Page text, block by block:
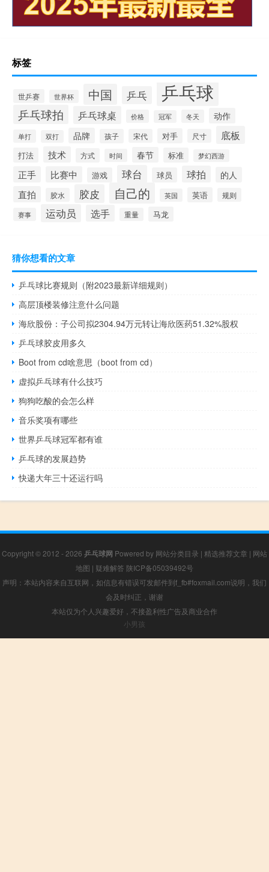
标签
世乒赛 世界杯 中国 乒乓 乒乓球
乒乓球拍 乒乓球桌 价格 冠军 冬天 动作
单打 双打 品牌 孩子 宋代 对手 尺寸 底板
打法 技术 方式 时间 春节 标准 梦幻西游
正手 比赛中 游戏 球台 球员 球拍 的人
直拍 胶水 胶皮 自己的 英国 英语 规则
赛事 运动员 选手 重量 马龙
猜你想看的文章
乒乓球比赛规则（附2023最新详细规则）
高层顶楼装修注意什么问题
海欣股份：子公司拟2304.94万元转让海欣医药51.32%股权
乒乓球胶皮用多久
Boot from cd啥意思（boot from cd）
虚拟乒乓球有什么技巧
狗狗吃酸的会怎么样
音乐奖项有哪些
世界乒乓球冠军都有谁
乒乓球的发展趋势
快递大年三十还运行吗
Copyright © 2012 - 2026 乒乓球网 Powered by 网站分类目录 | 精选推荐文章 | 网站
地图 | 疑难解答 陕ICP备05039492号
声明：本站内容来自互联网，如信息有错误可发邮件到f_fb#foxmail.com说明，我们
会及时纠正，谢谢
本站仅为个人兴趣爱好，不接盈利性广告及商业合作
小男孩